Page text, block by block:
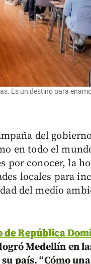
Es un destino para
del
en todo el
por conocer, la
locales para
del medio
de República
Medellín en
país. “Cómo